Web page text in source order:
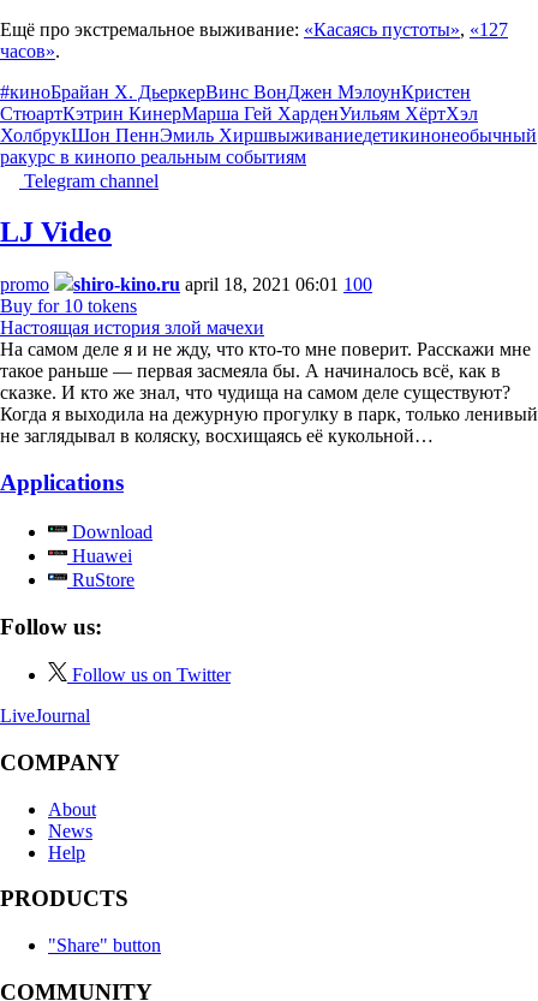
Ещё про экстремальное выживание: «Касаясь пустоты», «127
часов».
#киноБрайан Х. ДьеркерВинс ВонДжен МэлоунКристен
СтюартКэтрин КинерМарша Гей ХарденУильям ХёртХэл
ХолбрукШон ПеннЭмиль Хиршвыживаниедетикинонеобычный
ракурс в кинопо реальным событиям
Telegram channel
LJ Video
promo shiro-kino.ru april 18, 2021 06:01 100
Buy for 10 tokens
Настоящая история злой мачехи
На самом деле я и не жду, что кто-то мне поверит. Расскажи мне
такое раньше — первая засмеяла бы. А начиналось всё, как в
сказке. И кто же знал, что чудища на самом деле существуют?
Когда я выходила на дежурную прогулку в парк, только ленивый
не заглядывал в коляску, восхищаясь её кукольной…
Applications
Download
Huawei
RuStore
Follow us:
Follow us on Twitter
LiveJournal
COMPANY
About
News
Help
PRODUCTS
"Share" button
COMMUNITY